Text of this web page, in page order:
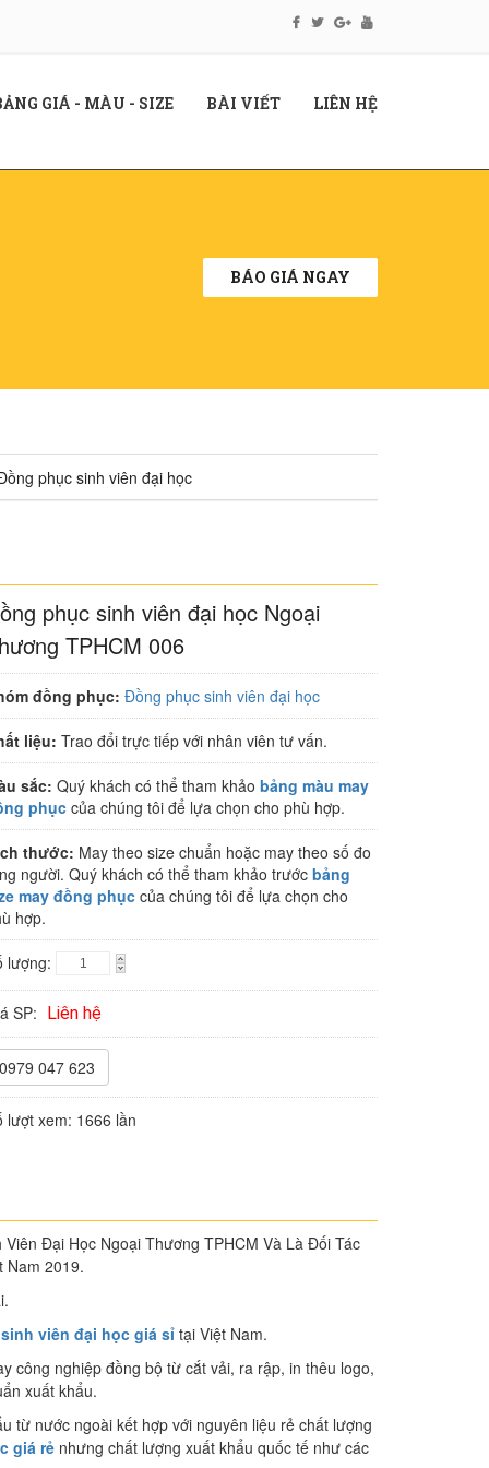
GIÁ - MÀU - SIZE(CURRENT)
BÀI VIẾT(CURRENT)
LIÊN HỆ(CURRENT)
BÁO GIÁ NGAY
phục sinh viên đại học
phục sinh viên đại học Ngoại
TPHCM 006
đồng phục: Đồng phục sinh viên đại học
liệu: Trao đổi trực tiếp với nhân viên tư vấn.
sắc: Quý khách có thể tham khảo bảng màu may
phục của chúng tôi để lựa chọn cho phù hợp.
thước: May theo size chuẩn hoặc may theo số đo
người. Quý khách có thể tham khảo trước bảng
may đồng phục của chúng tôi để lựa chọn cho
hợp.
lượng:
SP: Liên hệ
0979 047 623
lượt xem: 1666 lần
Đại Học Ngoại Thương TPHCM Và Là Đối Tác
Nam 2019.
viên đại học giá sỉ tại Việt Nam.
công nghiệp đồng bộ từ cắt vải, ra rập, in thêu logo,
xuất khẩu.
từ nước ngoài kết hợp với nguyên liệu rẻ chất lượng
giá rẻ nhưng chất lượng xuất khẩu quốc tế như các